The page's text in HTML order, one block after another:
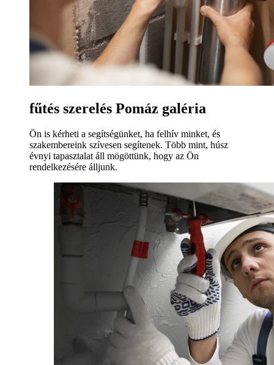
fűtés szerelés Pomáz galéria
Ön is kérheti a segítségünket, ha felhív minket, és
szakembereink szívesen segítenek. Több mint, húsz
évnyi tapasztalat áll mögöttünk, hogy az Ön
rendelkezésére álljunk.